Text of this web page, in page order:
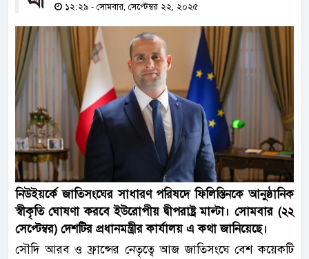
১২:২৯ - সোমবার, সেপ্টেম্বর ২২, ২০২৫
নিউইয়র্কে জাতিসংঘের সাধারণ পরিষদে ফিলিস্তিনকে আনুষ্ঠানিক
স্বীকৃতি ঘোষণা করবে ইউরোপীয় দ্বীপরাষ্ট্র মাল্টা। সোমবার (২২
সেপ্টেম্বর) দেশটির প্রধানমন্ত্রীর কার্যালয় এ কথা জানিয়েছে।
সৌদি আরব ও ফ্রান্সের নেতৃত্বে আজ জাতিসংঘে বেশ কয়েকটি